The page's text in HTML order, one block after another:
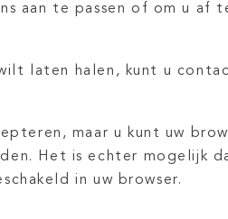
aan te passen of om u af
laten halen, kunt u
maar u kunt uw
Het is echter mogelijk
in uw browser.